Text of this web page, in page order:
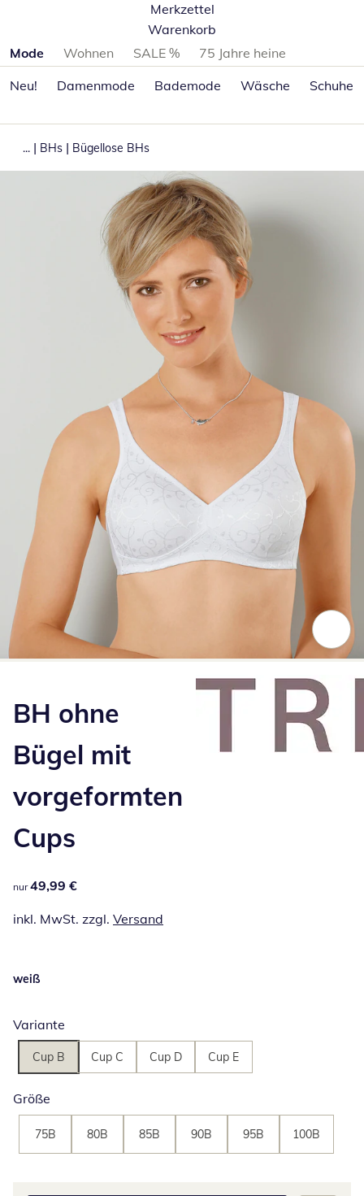
Merkzettel
Warenkorb
Produktkategorien überspringen
Mode Wohnen SALE %
75 Jahre heine
Neu!
Damenmode Bademode Wäsche Schuhe
... | BHs | Bügellose BHs
BH ohne
Bügel mit
vorgeformten
Cups
49,99 €
nur 49,99 €
inkl. MwSt. zzgl. Versand
weiß
Variante
Cup B Cup C Cup D Cup E
Größe
75B 80B 85B 90B 95B 100B